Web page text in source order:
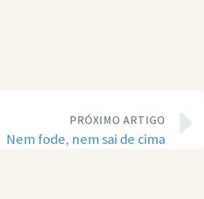
PRÓXIMO ARTIGO
Nem fode, nem sai de cima